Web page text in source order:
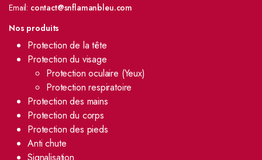
Email: contact@snflamanbleu.com
Nos produits
Protection de la tête
Protection du visage
Protection oculaire (Yeux)
Protection respiratoire
Protection des mains
Protection du corps
Protection des pieds
Anti chute